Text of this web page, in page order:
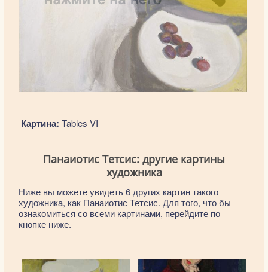
Картина: Tables VI
Панаиотис Тетсис: другие картины
художника
Ниже вы можете увидеть 6 других картин такого
художника, как Панаиотис Тетсис. Для того, что бы
ознакомиться со всеми картинами, перейдите по
кнопке ниже.